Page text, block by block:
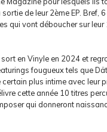
de leur 2ème EP. Bref,
qui vont déboucher sur leur
sort en Vinyle en 2024 et
fougueux tels que
plus intime avec leur
cette année 10 titres
qui donneront